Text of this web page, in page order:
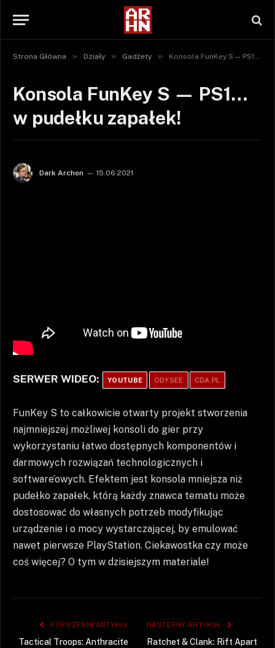
Strona Główna » Działy » Gadżety » Konsola FunKey S — PS1… w pudełku zapałek!
Konsola FunKey S — PS1…
w pudełku zapałek!
Dark Archon 15.06.2021
SERWER WIDEO: YOUTUBE ODYSEE CDA.PL
FunKey S to całkowicie otwarty projekt stworzenia
najmniejszej możliwej konsoli do gier przy
wykorzystaniu łatwo dostępnych komponentów i
darmowych rozwiązań technologicznych i
software’owych. Efektem jest konsola mniejsza niż
pudełko zapałek, którą każdy znawca tematu może
dostosować do własnych potrzeb modyfikując
urządzenie i o mocy wystarczającej, by emulować
nawet pierwsze PlayStation. Ciekawostka czy może
coś więcej? O tym w dzisiejszym materiale!
POPRZEDNI ARTYKUŁ
Tactical Troops: Anthracite
NASTĘPNY ARTYKUŁ
Ratchet & Clank: Rift Apart